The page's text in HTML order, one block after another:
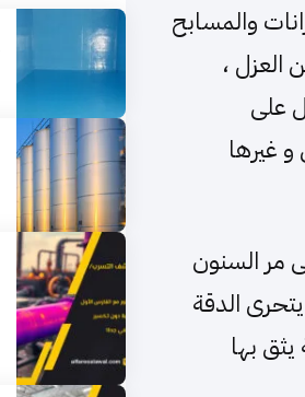
والمسابح
العزل ،
على
غيرها
مر السنون
الدقة
بها